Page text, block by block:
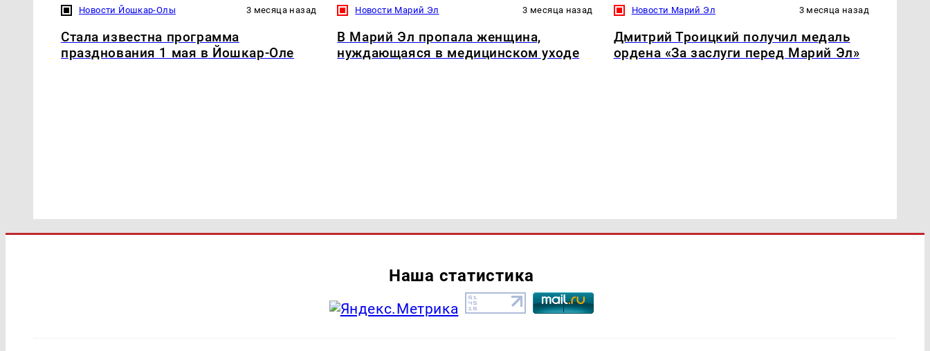
Новости Йошкар-Олы 3 месяца назад
Стала известна программа
празднования 1 мая в Йошкар-Оле
Новости Марий Эл 3 месяца назад
В Марий Эл пропала женщина,
нуждающаяся в медицинском уходе
Новости Марий Эл 3 месяца назад
Дмитрий Троицкий получил медаль
ордена «За заслуги перед Марий Эл»
Наша статистика